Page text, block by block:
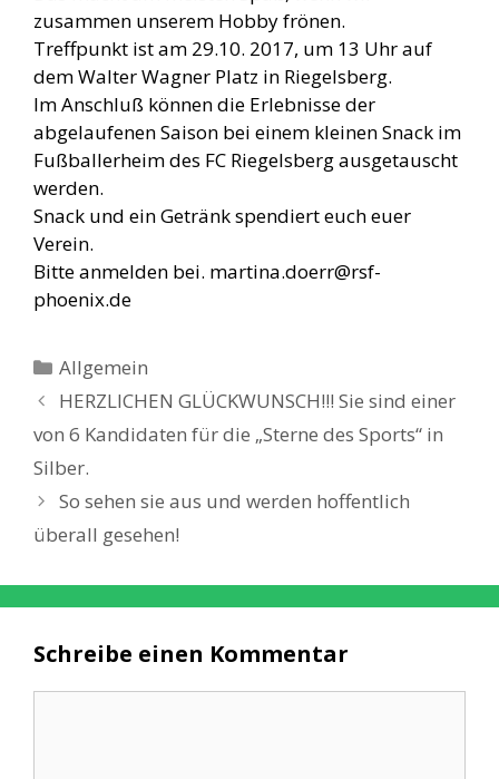
zusammen unserem Hobby frönen.
Treffpunkt ist am 29.10. 2017, um 13 Uhr auf
dem Walter Wagner Platz in Riegelsberg.
Im Anschluß können die Erlebnisse der
abgelaufenen Saison bei einem kleinen Snack im
Fußballerheim des FC Riegelsberg ausgetauscht
werden.
Snack und ein Getränk spendiert euch euer
Verein.
Bitte anmelden bei. martina.doerr@rsf-
phoenix.de
Kategorien
Allgemein
HERZLICHEN GLÜCKWUNSCH!!! Sie sind einer
von 6 Kandidaten für die „Sterne des Sports“ in
Silber.
So sehen sie aus und werden hoffentlich
überall gesehen!
Schreibe einen Kommentar